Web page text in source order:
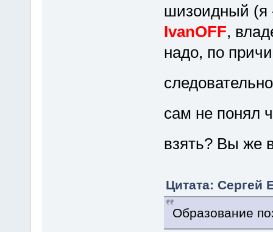
шизоидный (я
IvanOFF,
надо, по
сам не понял
взять? Вы же
Цитата: Сергей
Образование